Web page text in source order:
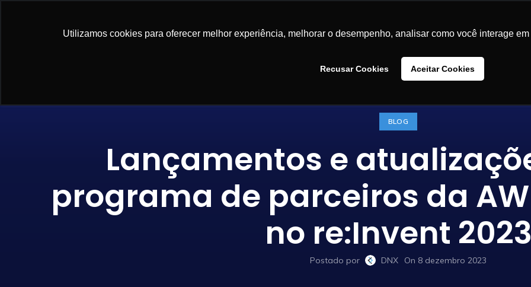
Utilizamos cookies para oferecer melhor experiência, melhorar o desempenho, analisar como você interage
Recusar Cookies Aceitar Cookies
BLOG
Lançamentos e
programa de parceiros da
no re:Invent
Postado por DNX On 8 dezembro 2023